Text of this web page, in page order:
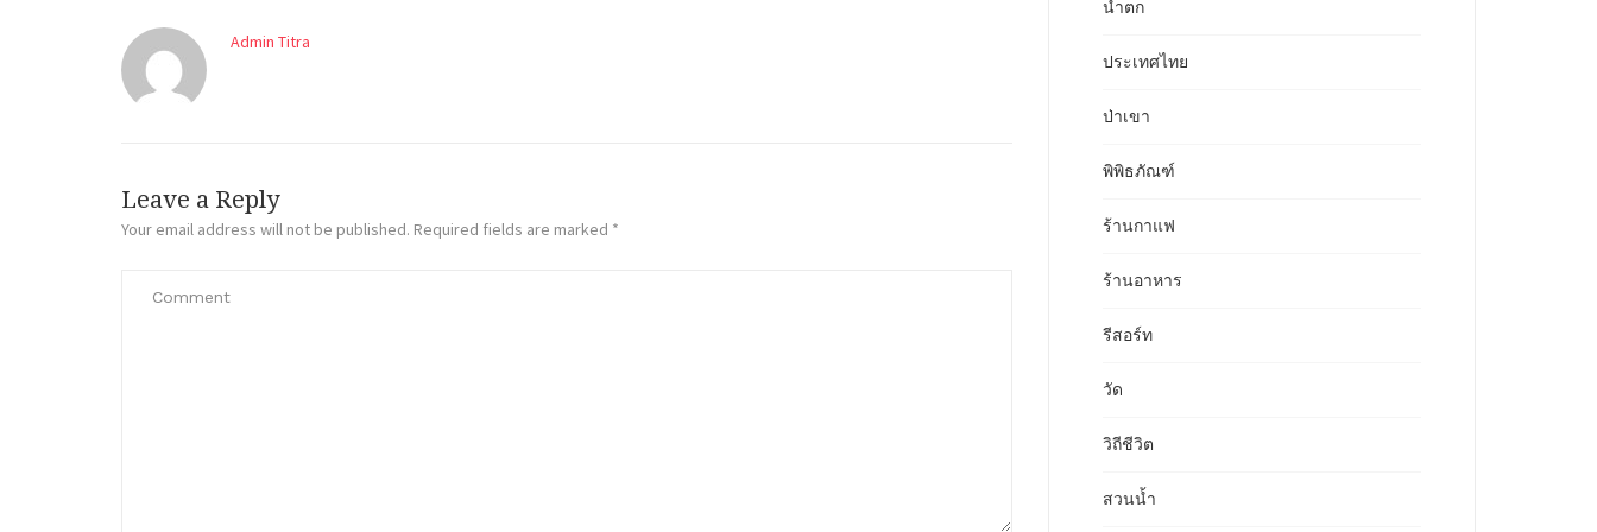
Admin Titra
Leave a Reply
Your email address will not be published. Required fields are marked *
น้ำตก
ประเทศไทย
ป่าเขา
พิพิธภัณฑ์
ร้านกาแฟ
ร้านอาหาร
รีสอร์ท
วัด
วิถีชีวิต
สวนน้ำ